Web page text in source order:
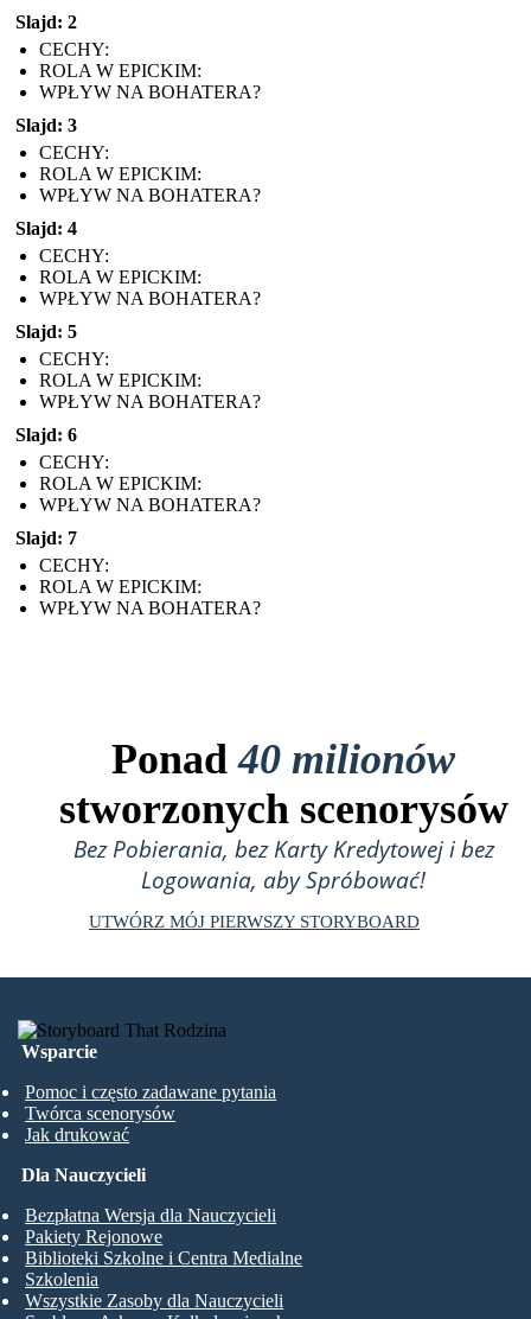
Slajd: 2
CECHY:
ROLA W EPICKIM:
WPŁYW NA BOHATERA?
Slajd: 3
CECHY:
ROLA W EPICKIM:
WPŁYW NA BOHATERA?
Slajd: 4
CECHY:
ROLA W EPICKIM:
WPŁYW NA BOHATERA?
Slajd: 5
CECHY:
ROLA W EPICKIM:
WPŁYW NA BOHATERA?
Slajd: 6
CECHY:
ROLA W EPICKIM:
WPŁYW NA BOHATERA?
Slajd: 7
CECHY:
ROLA W EPICKIM:
WPŁYW NA BOHATERA?
Ponad40 milionów
stworzonych scenorysów
Bez Pobierania, bez Karty Kredytowej i bez
Logowania, aby Spróbować!
UTWÓRZ MÓJ PIERWSZY STORYBOARD
Wsparcie
Pomoc i często zadawane pytania
Twórca scenorysów
Jak drukować
Dla Nauczycieli
Bezpłatna Wersja dla Nauczycieli
Pakiety Rejonowe
Biblioteki Szkolne i Centra Medialne
Szkolenia
Wszystkie Zasoby dla Nauczycieli